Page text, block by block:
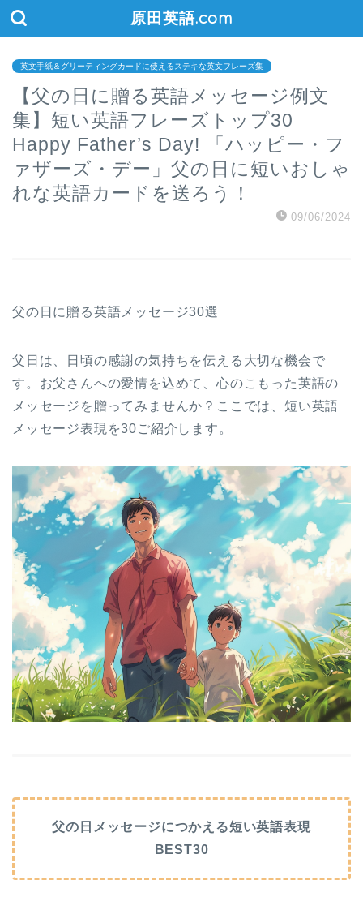
原田英語.com
英文手紙＆グリーティングカードに使えるステキな英文フレーズ集
【父の日に贈る英語メッセージ例文
集】短い英語フレーズトップ30
Happy Father’s Day! 「ハッピー・フ
ァザーズ・デー」父の日に短いおしゃ
れな英語カードを送ろう！
09/06/2024
父の日に贈る英語メッセージ30選
父日は、日頃の感謝の気持ちを伝える大切な機会で
す。お父さんへの愛情を込めて、心のこもった英語の
メッセージを贈ってみませんか？ここでは、短い英語
メッセージ表現を30ご紹介します。
父の日メッセージにつかえる短い英語表現
BEST30